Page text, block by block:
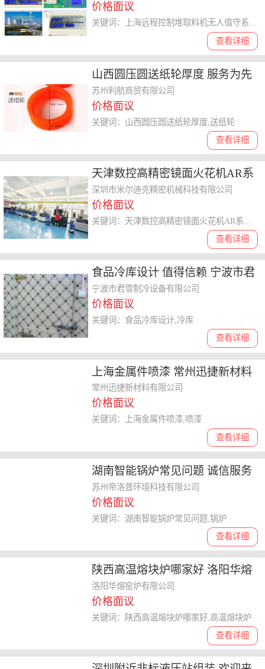
价格面议
查看详细
关键词：上海远程控制堆取料机无人值守系统,堆取料机无人值守系统
山西圆压圆送纸轮厚度 服务为先
利航集团供应
苏州利航商贸有限公司
价格面议
查看详细
关键词：山西圆压圆送纸轮厚度,送纸轮
天津数控高精密镜面火花机AR系
列联系方式 诚信服务 深圳市米尔
迪克精密机械科技供应
深圳市米尔迪克精密机械科技有限公司
价格面议
查看详细
食品冷库设计 值得信赖 宁波市君
雪制冷设备供应
宁波市君雪制冷设备有限公司
价格面议
查看详细
关键词：食品冷库设计,冷库
上海金属件喷漆 常州迅捷新材料
供应
常州迅捷新材料有限公司
价格面议
查看详细
关键词：上海金属件喷漆,喷漆
湖南智能锅炉常见问题 诚信服务
苏州帝洛普环境科技供应
苏州帝洛普环境科技有限公司
价格面议
查看详细
关键词：湖南智能锅炉常见问题,锅炉
陕西高温熔块炉哪家好 洛阳华熔
窑炉供应
洛阳华熔窑炉有限公司
价格面议
查看详细
关键词：陕西高温熔块炉哪家好,高温熔块炉